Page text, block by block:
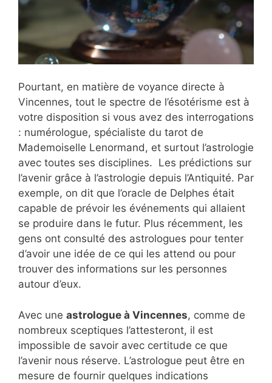
Pourtant, en matière de voyance directe à
Vincennes, tout le spectre de l’ésotérisme est à
votre disposition si vous avez des interrogations
: numérologue, spécialiste du tarot de
Mademoiselle Lenormand, et surtout l’astrologie
avec toutes ses disciplines. Les prédictions sur
l’avenir grâce à l’astrologie depuis l’Antiquité. Par
exemple, on dit que l’oracle de Delphes était
capable de prévoir les événements qui allaient
se produire dans le futur. Plus récemment, les
gens ont consulté des astrologues pour tenter
d’avoir une idée de ce qui les attend ou pour
trouver des informations sur les personnes
autour d’eux.
Avec une astrologue à Vincennes, comme de
nombreux sceptiques l’attesteront, il est
impossible de savoir avec certitude ce que
l’avenir nous réserve. L’astrologue peut être en
mesure de fournir quelques indications